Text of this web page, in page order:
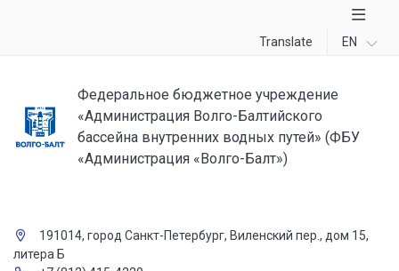
Translate EN
Федеральное бюджетное учреждение
«Администрация Волго-Балтийского
бассейна внутренних водных путей» (ФБУ
«Администрация «Волго-Балт»)
191014, город Санкт-Петербург, Виленский пер., дом 15,
литера Б